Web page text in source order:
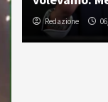
Redazione